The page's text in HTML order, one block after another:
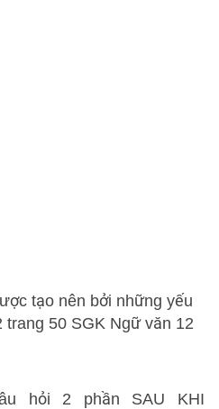
tạo nên bởi những yếu
trang 50 SGK Ngữ văn 12
hỏi 2 phần SAU KHI